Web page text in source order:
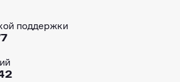
поддержки